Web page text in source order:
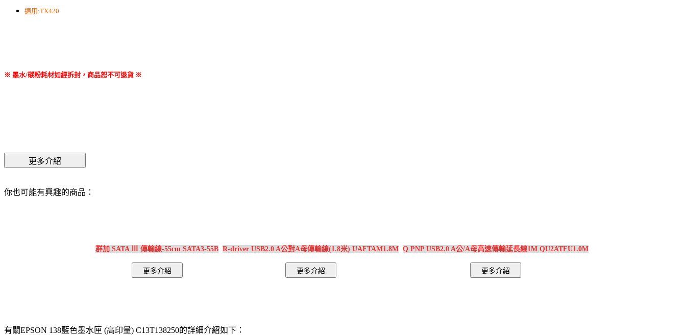
適用:TX420
※ 墨水/碳粉耗材如經拆封，商品恕不可退貨 ※
你也可能有興趣的商品：
群加 SATA Ⅲ 傳輸線-55cm SATA3-55B R-driver USB2.0 A公對A母傳輸線(1.8米) UAFTAM1.8M Q PNP USB2.0 A公/A母高速傳輸延長線1M QU2ATFU1.0M
有關EPSON 138藍色墨水匣 (高印量) C13T138250的詳細介紹如下：